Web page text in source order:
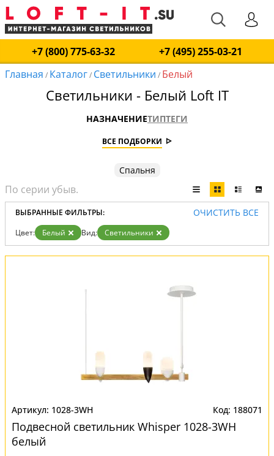
+7 (800) 775-63-32
+7 (495) 255-03-21
Главная / Каталог/ Светильники / Белый
Светильники - Белый Loft IT
НАЗНАЧЕНИЕТИПТЕГИ
ВСЕ ПОДБОРКИ
Спальня
ВЫБРАННЫЕ ФИЛЬТРЫ: ОЧИСТИТЬ ВСЕ
Цвет: Белый Вид: Светильники
1028-3WH 188071
Подвесной светильник Whisper 1028-3WH
белый